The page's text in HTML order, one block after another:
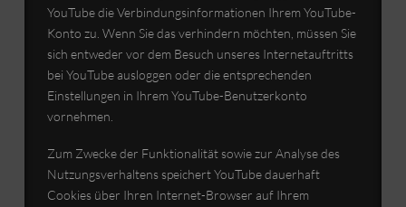
YouTube die Verbindungsinformationen Ihrem YouTube-
Konto zu. Wenn Sie das verhindern möchten, müssen Sie
sich entweder vor dem Besuch unseres Internetauftritts
bei YouTube ausloggen oder die entsprechenden
Einstellungen in Ihrem YouTube-Benutzerkonto
vornehmen.
Zum Zwecke der Funktionalität sowie zur Analyse des
Nutzungsverhaltens speichert YouTube dauerhaft
Cookies über Ihren Internet-Browser auf Ihrem